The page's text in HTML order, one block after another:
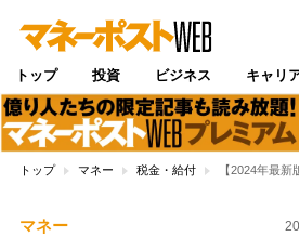
トップ 投資 ビジネス キャリ
トップ マネー 税金・給付 【2024年最
マネー